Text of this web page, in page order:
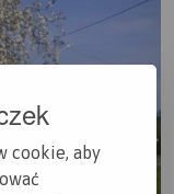
cookie, aby